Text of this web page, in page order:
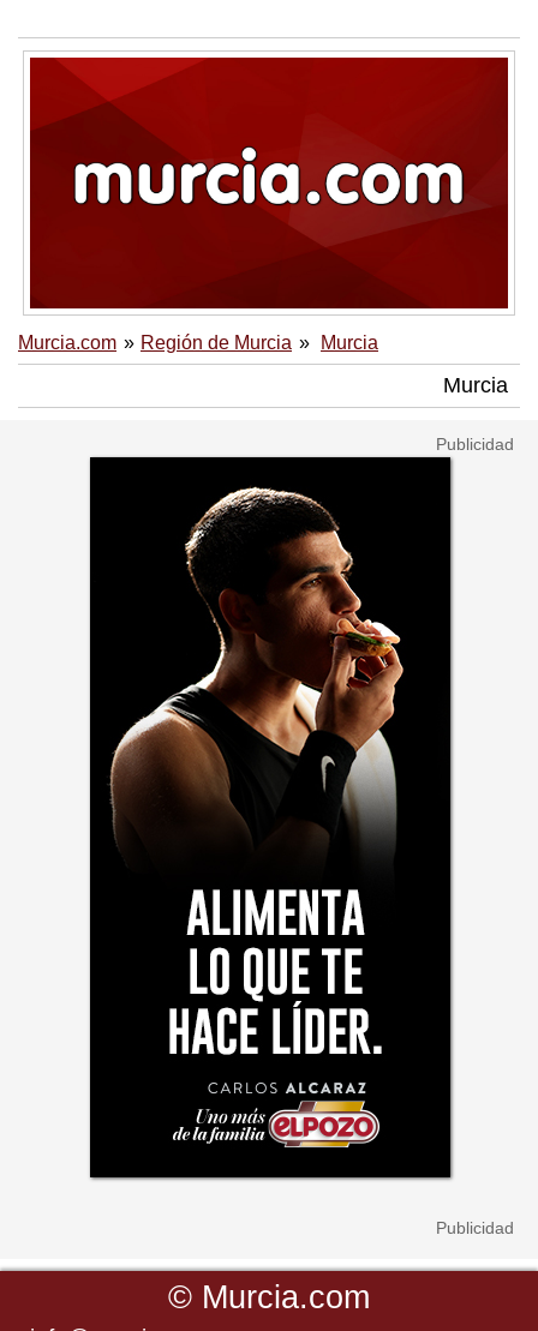
Murcia.com Región de Murcia Murcia
Murcia
© Murcia.com